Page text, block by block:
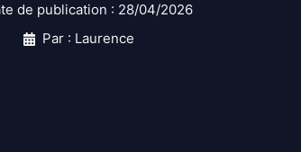
de publication : 28/04/2026
Par : Laurence